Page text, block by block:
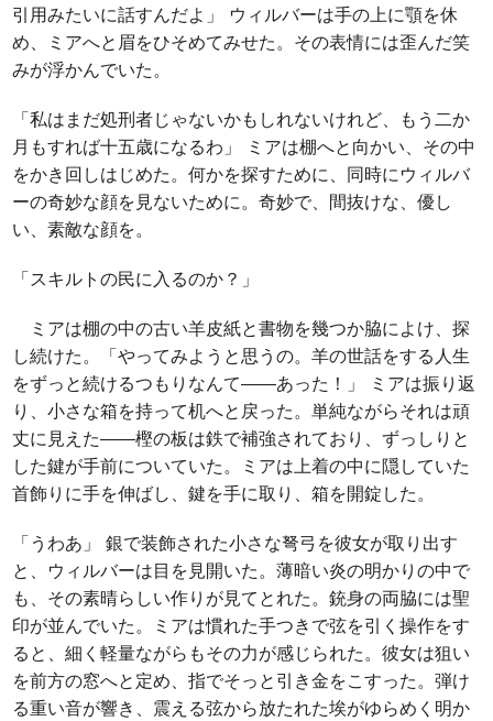
引用みたいに話すんだよ」 ウィルバーは手の上に顎を休
め、ミアへと眉をひそめてみせた。その表情には歪んだ笑
みが浮かんでいた。
「私はまだ処刑者じゃないかもしれないけれど、もう二か
月もすれば十五歳になるわ」 ミアは棚へと向かい、その中
をかき回しはじめた。何かを探すために、同時にウィルバ
ーの奇妙な顔を見ないために。奇妙で、間抜けな、優し
い、素敵な顔を。
「スキルトの民に入るのか？」
ミアは棚の中の古い羊皮紙と書物を幾つか脇によけ、探
し続けた。「やってみようと思うの。羊の世話をする人生
をずっと続けるつもりなんて――あった！」 ミアは振り返
り、小さな箱を持って机へと戻った。単純ながらそれは頑
丈に見えた――樫の板は鉄で補強されており、ずっしりと
した鍵が手前についていた。ミアは上着の中に隠していた
首飾りに手を伸ばし、鍵を手に取り、箱を開錠した。
「うわあ」 銀で装飾された小さな弩弓を彼女が取り出す
と、ウィルバーは目を見開いた。薄暗い炎の明かりの中で
も、その素晴らしい作りが見てとれた。銃身の両脇には聖
印が並んでいた。ミアは慣れた手つきで弦を引く操作をす
ると、細く軽量ながらもその力が感じられた。彼女は狙い
を前方の窓へと定め、指でそっと引き金をこすった。弾け
る重い音が響き、震える弦から放たれた埃がゆらめく明か